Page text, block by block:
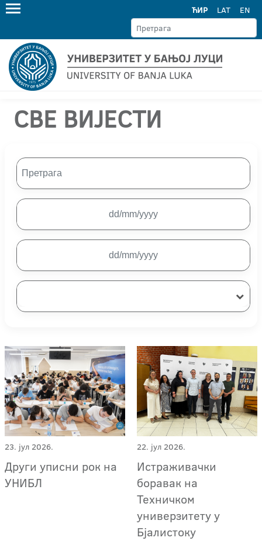
ЋИР LAT EN
СВЕ ВИЈЕСТИ
23. јул 2026.
Други уписни рок на
УНИБЛ
22. јул 2026.
Истраживачки
боравак на
Техничком
универзитету у
Бјалистоку